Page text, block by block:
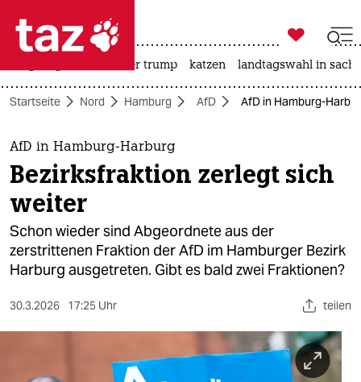
 taz zahl ich
taz zahl ich
themen
politik
öko
gesellschaft
sport

taz zahl ich
usa unter trump katzen landtagswahl in
Startseite Nord Hamburg AfD AfD in Hamburg-
AfD in Hamburg-Harburg
Bezirksfraktion zerlegt sich
weiter
Schon wieder sind Abgeordnete aus der
zerstrittenen Fraktion der AfD im Hamburger Bezirk
Harburg ausgetreten. Gibt es bald zwei Fraktionen?
30.3.2026 17:25 Uhr teilen